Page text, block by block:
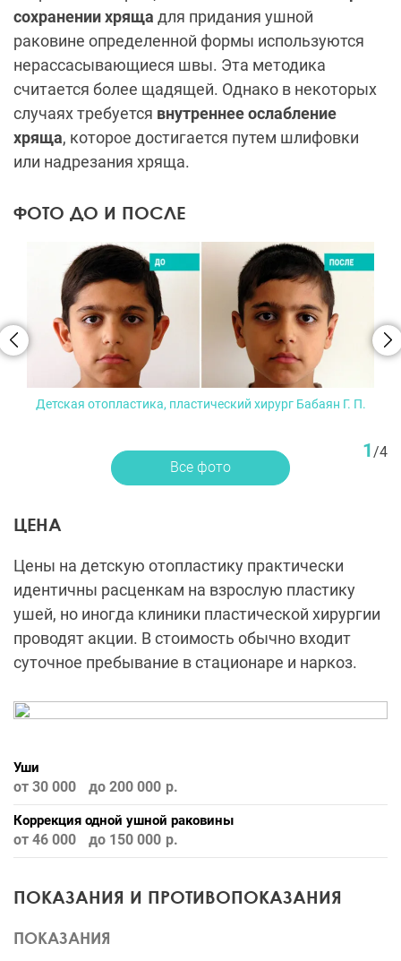
сохранении хряща для придания ушной
раковине определенной формы используются
нерассасывающиеся швы. Эта методика
считается более щадящей. Однако в некоторых
случаях требуется внутреннее ослабление
хряща, которое достигается путем шлифовки
или надрезания хряща.
ФОТО ДО И ПОСЛЕ
Детская отопластика, пластический хирург Бабаян Г. П.
1 /4
Все фото
ЦЕНА
Цены на детскую отопластику практически
идентичны расценкам на взрослую пластику
ушей, но иногда клиники пластической хирургии
проводят акции. В стоимость обычно входит
суточное пребывание в стационаре и наркоз.
Уши
от 30 000 до 200 000
Коррекция одной ушной раковины
от 46 000 до 150 000
ПОКАЗАНИЯ И ПРОТИВОПОКАЗАНИЯ
ПОКАЗАНИЯ